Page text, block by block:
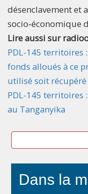
désenclavement et
socio‑économique
Lire aussi sur
PDL-145 territoires
fonds alloués à ce
utilisé soit récupéré
PDL-145 territoires
au Tanganyika
Dans la